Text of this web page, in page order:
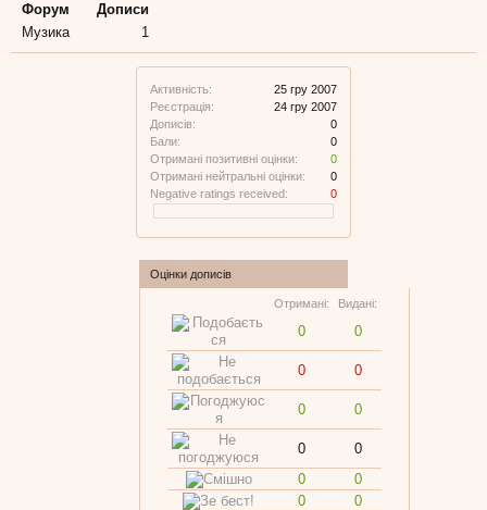
Активність:
25 гру 2007
Реєстрація:
24 гру 2007
Дописів:
0
Бали:
0
Отримані позитивні оцінки:
0
Отримані нейтральні оцінки:
0
Negative ratings received:
0
Оцінки дописів
Отримані: Видані:
0 0
0 0
0 0
0
0
0
0
0
0
Форум
Дописи
Музика
1